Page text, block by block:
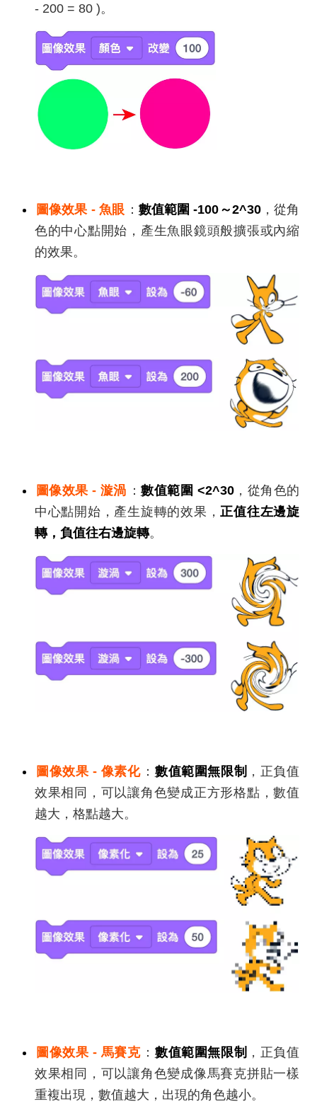
- 200 = 80 )。
圖像效果 - 魚眼 ： 數值範圍 -100～2^30，從角
色的中心點開始，產生魚眼鏡頭般擴張或內縮
的效果。
圖像效果 - 漩渦 ：數值範圍 <2^30，從角色的
中心點開始，產生旋轉的效果， 正值往左邊旋
轉，負值往右邊旋轉。
圖像效果 - 像素化 ：數值範圍無限制 ，正負值
效果相同，可以讓角色變成正方形格點，數值
越大，格點越大。
圖像效果 - 馬賽克 ：數值範圍無限制 ，正負值
效果相同，可以讓角色變成像馬賽克拼貼一樣
重複出現，數值越大，出現的角色越小。